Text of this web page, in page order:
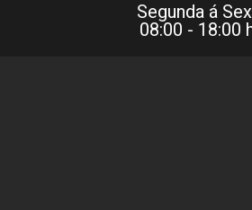
Segunda á
08:00 - 18:00